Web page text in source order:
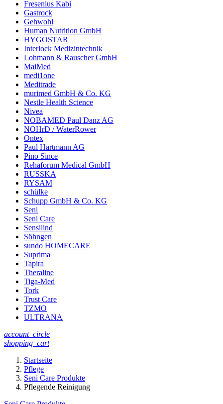
Fresenius Kabi
Gastrock
Gehwohl
Human Nutrition GmbH
HYGOSTAR
Interlock Medizintechnik
Lohmann & Rauscher GmbH
MaiMed
medi1one
Meditrade
murimed GmbH & Co. KG
Nestle Health Science
Nivea
NOBAMED Paul Danz AG
NOHrD / WaterRower
Ontex
Paul Hartmann AG
Pino Since
Rehaforum Medical GmbH
RUSSKA
RYSAM
schülke
Schupp GmbH & Co. KG
Seni
Seni Care
Sensilind
Söhngen
sundo HOMECARE
Suprima
Tapira
Theraline
Tiga-Med
Tork
Trust Care
TZMO
ULTRANA
account_circle
shopping_cart
Startseite
Pflege
Seni Care Produkte
Pflegende Reinigung